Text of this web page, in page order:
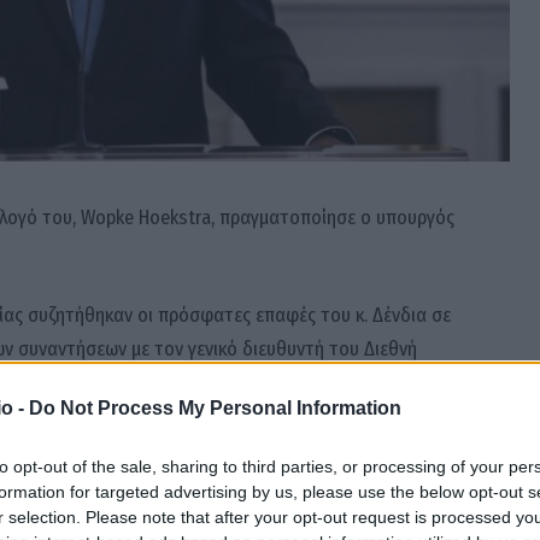
- Do Not Process My Personal Information
opt-out of the sale, sharing to third parties, or processing of your
for targeted advertising by us, please use the below opt-out
selection. Please note that after your opt-out request is processed
του, Wopke Hoekstra, πραγματοποίησε ο υπουργός
συζητήθηκαν οι πρόσφατες επαφές του κ. Δένδια σε
συναντήσεων με τον γενικό διευθυντή του Διεθνή
και τη γγ του ΟΑΣΕ, Χέλγκα Σμιντ, καθώς και η
ανάρτηστη του υπουργείου Εξωτερικών στο twitter.
Χέλγκα Σμιντ